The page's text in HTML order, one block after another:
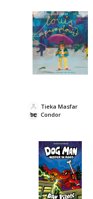
Condor
Tieka Masfar